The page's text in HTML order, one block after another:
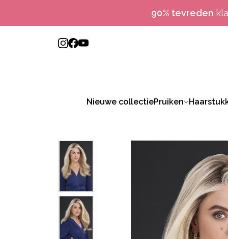
90% tevreden
Nieuwe collectiePruiken